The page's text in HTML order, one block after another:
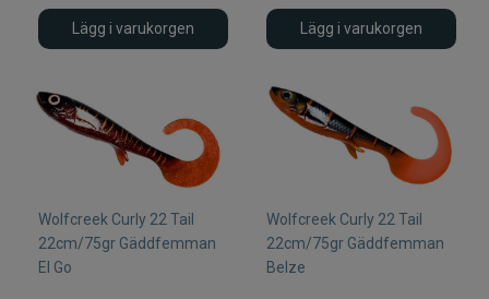
Lägg i varukorgen Lägg i varukorgen
Wolfcreek Curly 22 Tail
22cm/75gr Gäddfemman
El Go
Wolfcreek Curly 22 Tail
22cm/75gr Gäddfemman
Belze